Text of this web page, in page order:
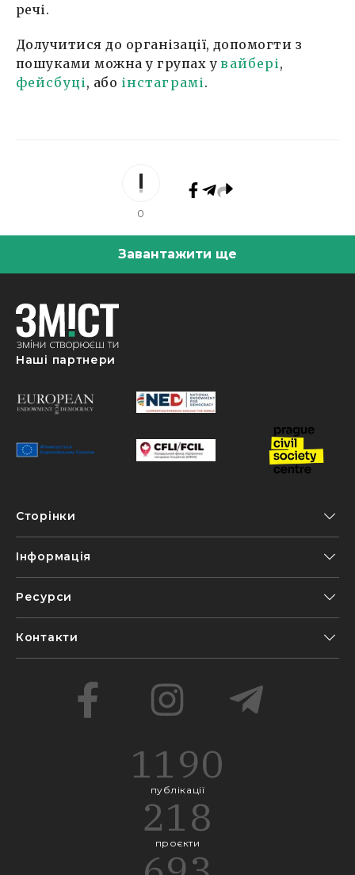
речі.
Долучитися до організації, допомогти з
пошуками можна у групах ув айбері ,
фейсбуці , або інстаграмі .
0
Завантажити ще
Наші партнери
Сторінки
Інформація
Ресурси
Контакти
1190
публікації
218
проєкти